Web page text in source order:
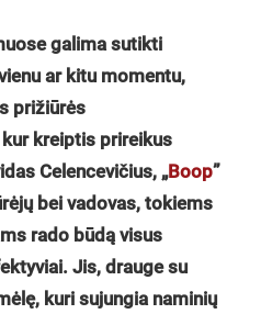
galima sutikti
ar kitu momentu,
prižiūrės
kreiptis prireikus
Celencevičius, „Boop”
bei vadovas, tokiems
rado būdą visus
Jis, drauge su
kuri sujungia naminių